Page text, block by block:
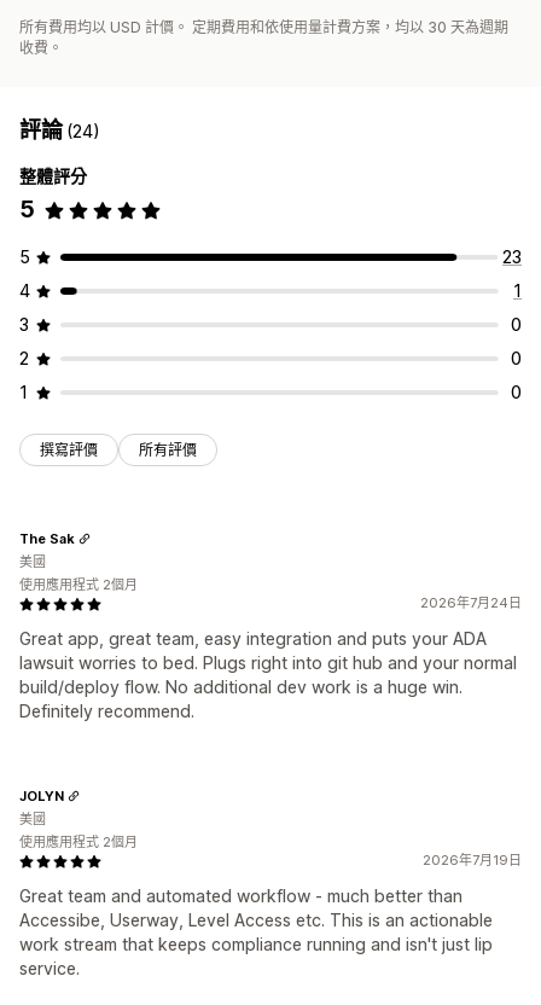
所有費用均以 USD 計價。 定期費用和依使用量計費方案，均以 30 天為週期
收費。
評論(24)
整體評分
5
5
23
4
1
3
0
2
0
1
0
撰寫評價 所有評價
2026年7月24日
Great app, great team, easy integration and puts your ADA
lawsuit worries to bed. Plugs right into git hub and your normal
build/deploy flow. No additional dev work is a huge win.
Definitely recommend.
The Sak
美國
使用應用程式 2個月
2026年7月19日
Great team and automated workflow - much better than
Accessibe, Userway, Level Access etc. This is an actionable
work stream that keeps compliance running and isn't just lip
service.
JOLYN
美國
使用應用程式 2個月